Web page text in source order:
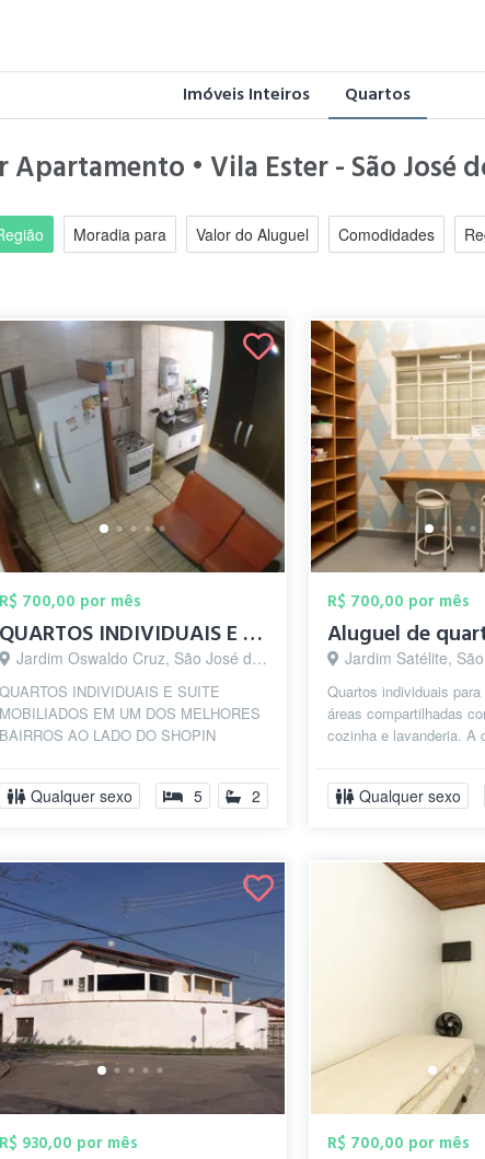
Imóveis Inteiros Quartos
• Vila Ester - São José
Moradia para Valor do Aluguel Comodidades
R$ 700,00 por mês
QUARTOS INDIVIDUAIS E SUITE PARA ESTUDAN...
Jardim Oswaldo Cruz, São José dos Campos - SP
QUARTOS INDIVIDUAIS E SUITE
MOBILIADOS EM UM DOS MELHORES
BAIRROS AO LADO DO SHOPIN
DAVILA E TAMBEM AO LADO DO
HABI...Qualquer sexo 5 2
R$ 700,00 por mês
Jardim Satélite, São José
Quartos individuais
áreas compartilhadas
cozinha e lavanderia. A
Qualquer sexo
R$ 930,00 por mês R$ 700,00 por mês